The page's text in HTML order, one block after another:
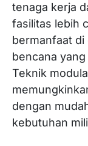
tenaga kerja
fasilitas lebih
bermanfaat di
bencana
Teknik
dengan
kebutuhan